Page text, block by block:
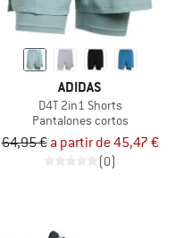
ADIDAS
D4T 2in1 Shorts
Pantalones cortos
64,95 € a partir de 45,47 €
(0)